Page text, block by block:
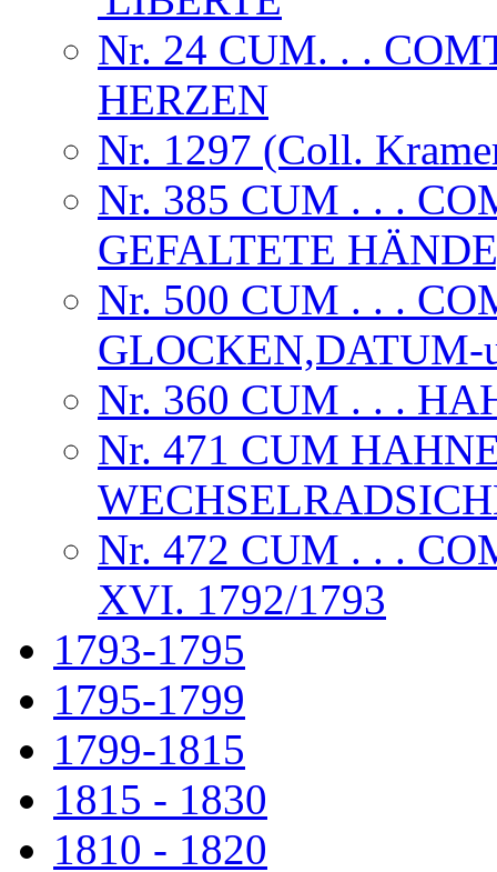
Nr. 24 CUM. . .
HERZEN
Nr. 1297 (Coll.
Nr. 385 CUM . . .
GEFALTETE
Nr. 500 CUM . . .
GLOCKEN,DATUM-
Nr. 360 CUM . . .
Nr. 471 CUM
Nr. 472 CUM . . .
XVI. 1792/1793
1793-1795
1795-1799
1799-1815
1815 - 1830
1810 - 1820